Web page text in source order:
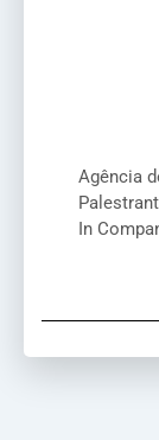
Agência
In